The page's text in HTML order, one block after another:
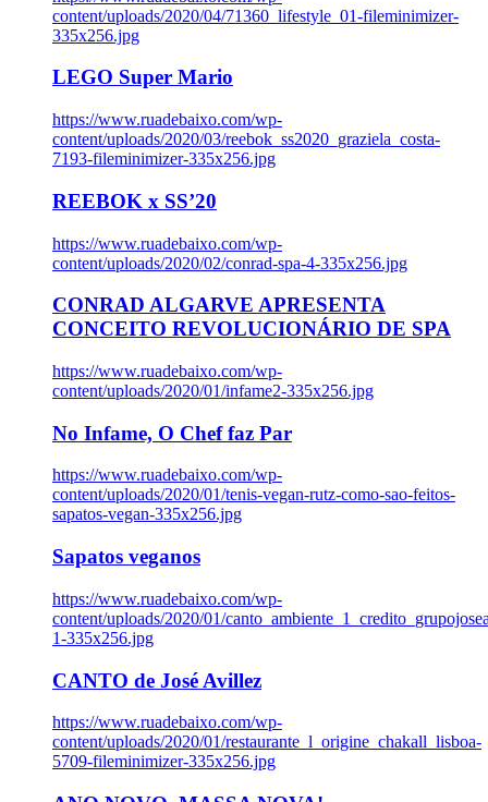
content/uploads/2020/04/71360_lifestyle_01-fileminimizer-
335x256.jpg
LEGO Super Mario
https://www.ruadebaixo.com/wp-
content/uploads/2020/03/reebok_ss2020_graziela_costa-
7193-fileminimizer-335x256.jpg
REEBOK x SS’20
https://www.ruadebaixo.com/wp-
content/uploads/2020/02/conrad-spa-4-335x256.jpg
CONRAD ALGARVE APRESENTA
CONCEITO REVOLUCIONÁRIO DE SPA
https://www.ruadebaixo.com/wp-
content/uploads/2020/01/infame2-335x256.jpg
No Infame, O Chef faz Par
https://www.ruadebaixo.com/wp-
content/uploads/2020/01/tenis-vegan-rutz-como-sao-feitos-
sapatos-vegan-335x256.jpg
Sapatos veganos
https://www.ruadebaixo.com/wp-
content/uploads/2020/01/
1-335x256.jpg
CANTO de José Avillez
https://www.ruadebaixo.com/wp-
content/uploads/2020/01/restaurante_l_origine_chakall_lisboa-
5709-fileminimizer-335x256.jpg